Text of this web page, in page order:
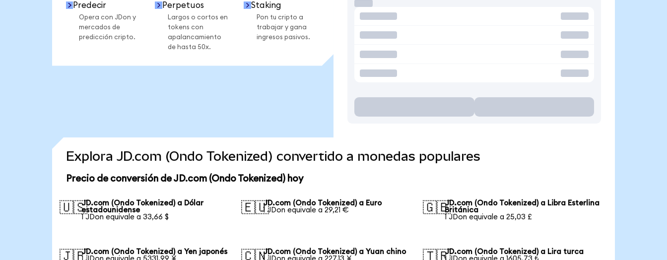
Predecir
Opera con JDon y
mercados de
predicción cripto.
Perpetuos
Largos o cortos en
tokens con
apalancamiento
de hasta 50x.
Staking
Pon tu cripto a
trabajar y gana
ingresos pasivos.
Explora JD.com (Ondo Tokenized) convertido a monedas populares
Precio de conversión de JD.com (Ondo Tokenized) hoy
🇺🇸JD.com (Ondo Tokenized) a Dólar
estadounidense
1 JDon equivale a 33,66 $
🇪🇺JD.com (Ondo Tokenized) a Euro
1 JDon equivale a 29,21 €
🇬🇧JD.com (Ondo Tokenized) a Libra Esterlina
Británica
1 JDon equivale a 25,03 £
🇯🇵JD.com (Ondo Tokenized) a Yen japonés
🇨🇳JD.com (Ondo Tokenized) a Yuan chino
🇹🇷JD.com (Ondo Tokenized) a Lira turca